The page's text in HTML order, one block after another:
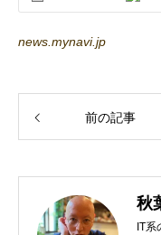
news.mynavi.jp
前の記事
秋
IT